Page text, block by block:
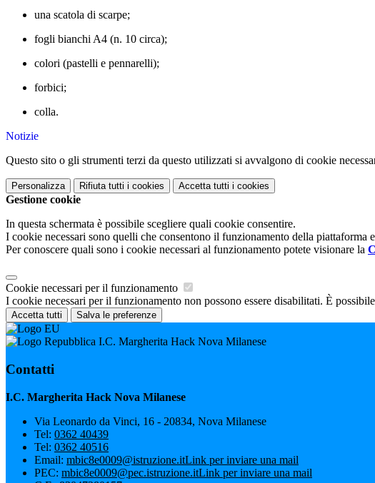
una scatola di scarpe;
fogli bianchi A4 (n. 10 circa);
colori (pastelli e pennarelli);
forbici;
colla.
Notizie
Questo sito o gli strumenti terzi da questo utilizzati si avvalgono di cookie
Personalizza Rifiuta tutti i cookies Accetta tutti i cookies
Gestione cookie
In questa schermata è possibile scegliere quali cookie consentire.
I cookie necessari sono quelli che consentono il funzionamento della piattaforma
Per conoscere quali sono i cookie necessari al funzionamento potete visionare la
Cookie necessari per il funzionamento
I cookie necessari per il funzionamento non possono essere disabilitati. È
Accetta tutti Salva le preferenze
I.C. Margherita Hack Nova Milanese
Contatti
I.C. Margherita Hack Nova Milanese
Via Leonardo da Vinci, 16 - 20834, Nova Milanese
Tel: 0362 40439
Tel: 0362 40516
Email: mbic8e0009@istruzione.itLink per inviare una mail
PEC: mbic8e0009@pec.istruzione.itLink per inviare una mail